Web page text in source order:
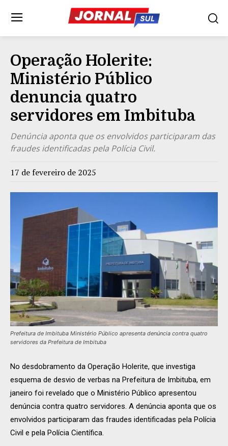
Operação Holerite:
Ministério Público
denuncia quatro
servidores em Imbituba
Denúncia aponta que os envolvidos participaram das
fraudes identificadas pela Polícia Civil.
17 de fevereiro de 2025
Prefeitura de Imbituba Ministério Público apresenta denúncia contra quatro
servidores da Prefeitura de Imbituba
No desdobramento da Operação Holerite, que investiga
esquema de desvio de verbas na Prefeitura de Imbituba, em
janeiro foi revelado que o Ministério Público apresentou
denúncia contra quatro servidores. A denúncia aponta que os
envolvidos participaram das fraudes identificadas pela Polícia
Civil e pela Polícia Científica.